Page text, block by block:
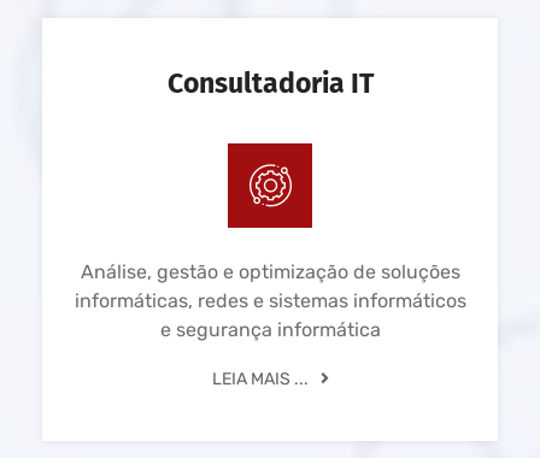
Consultadoria IT
Análise, gestão e optimização de soluções
informáticas, redes e sistemas informáticos
e segurança informática
LEIA MAIS ...